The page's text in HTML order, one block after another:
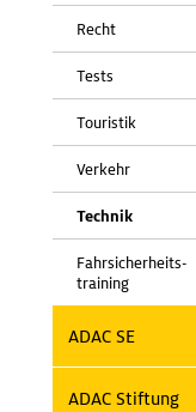
Recht
Tests
Touristik
Verkehr
Technik
Fahrsicherheits-
training
ADAC SE
ADAC Stiftung